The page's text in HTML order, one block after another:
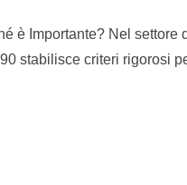
è Importante? Nel settore
stabilisce criteri rigorosi